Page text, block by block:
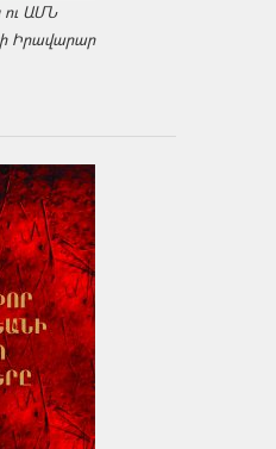
ու ԱՄՆ
Իրավարար